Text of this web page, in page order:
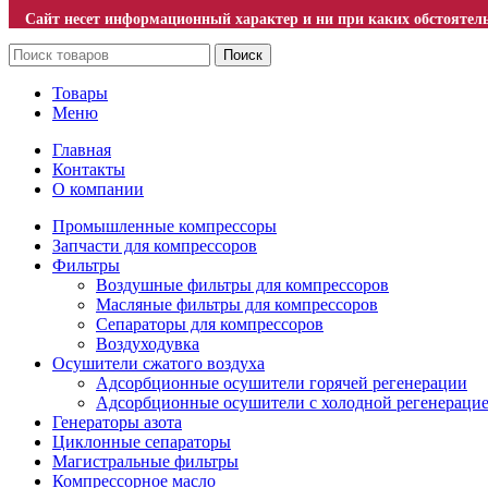
Сайт несет информационный характер и ни при каких
Поиск
Товары
Меню
Главная
Контакты
О компании
Промышленные компрессоры
Запчасти для компрессоров
Фильтры
Воздушные фильтры для компрессоров
Масляные фильтры для компрессоров
Сепараторы для компрессоров
Воздуходувка
Осушители сжатого воздуха
Адсорбционные осушители горячей регенерации
Адсорбционные осушители с холодной
Генераторы азота
Циклонные сепараторы
Магистральные фильтры
Компрессорное масло